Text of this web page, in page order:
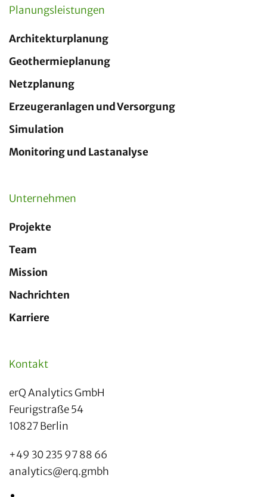
Planungsleistungen
Architekturplanung
Geothermieplanung
Netzplanung
Erzeugeranlagen und Versorgung
Simulation
Monitoring und Lastanalyse
Unternehmen
Projekte
Team
Mission
Nachrichten
Karriere
Kontakt
erQ Analytics GmbH
Feurigstraße 54
10827 Berlin
+49 30 235 97 88 66
analytics@erq.gmbh